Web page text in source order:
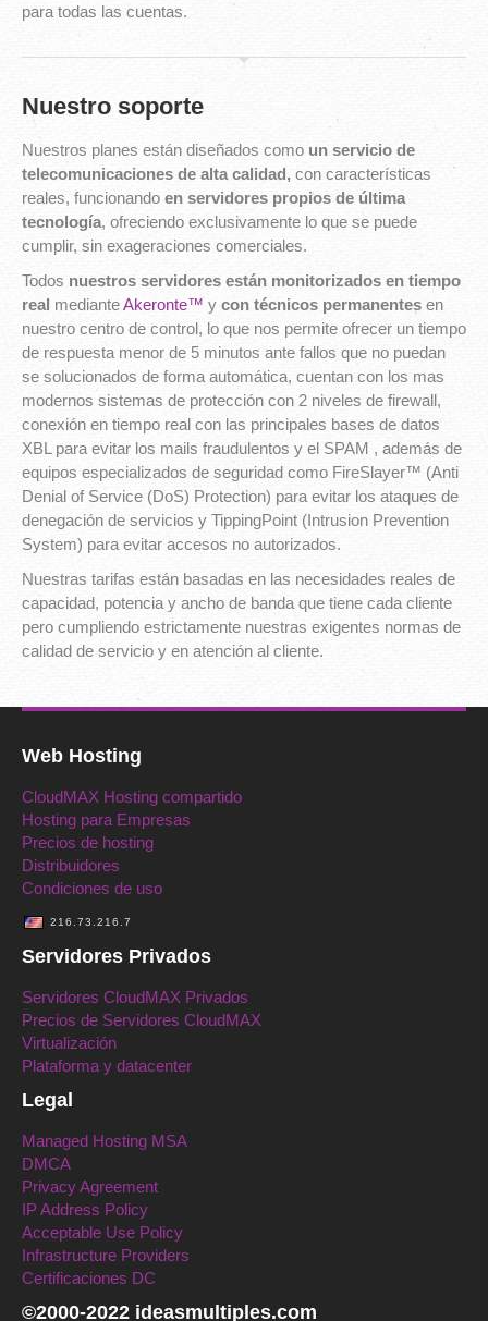
para todas las cuentas.
Nuestro soporte
Nuestros planes están diseñados como un servicio de
telecomunicaciones de alta calidad, con características
reales, funcionando en servidores propios de última
tecnología, ofreciendo exclusivamente lo que se puede
cumplir, sin exageraciones comerciales.
Todos nuestros servidores están monitorizados en tiempo
real medianteAkeronte™ y con técnicos permanentes en
nuestro centro de control, lo que nos permite ofrecer un tiempo
de respuesta menor de 5 minutos ante fallos que no puedan
se solucionados de forma automática, cuentan con los mas
modernos sistemas de protección con 2 niveles de firewall,
conexión en tiempo real con las principales bases de datos
XBL para evitar los mails fraudulentos y el SPAM , además de
equipos especializados de seguridad como FireSlayer™ (Anti
Denial of Service (DoS) Protection) para evitar los ataques de
denegación de servicios y TippingPoint (Intrusion Prevention
System) para evitar accesos no autorizados.
Nuestras tarifas están basadas en las necesidades reales de
capacidad, potencia y ancho de banda que tiene cada cliente
pero cumpliendo estrictamente nuestras exigentes normas de
calidad de servicio y en atención al cliente.
Web Hosting
CloudMAX Hosting compartido
Hosting para Empresas
Precios de hosting
Distribuidores
Condiciones de uso
216.73.216.7
Servidores Privados
Servidores CloudMAX Privados
Precios de Servidores CloudMAX
Virtualización
Plataforma y datacenter
Legal
Managed Hosting MSA
DMCA
Privacy Agreement
IP Address Policy
Acceptable Use Policy
Infrastructure Providers
Certificaciones DC
©2000-2022 ideasmultiples.com